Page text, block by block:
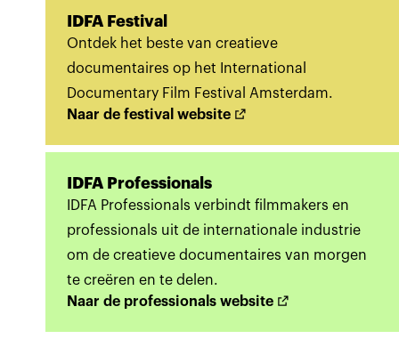
IDFA Festival
Ontdek het beste van creatieve
documentaires op het International
Documentary Film Festival Amsterdam.
Naar de festival website
IDFA Professionals
IDFA Professionals verbindt filmmakers en
professionals uit de internationale industrie
om de creatieve documentaires van morgen
te creëren en te delen.
Naar de professionals website